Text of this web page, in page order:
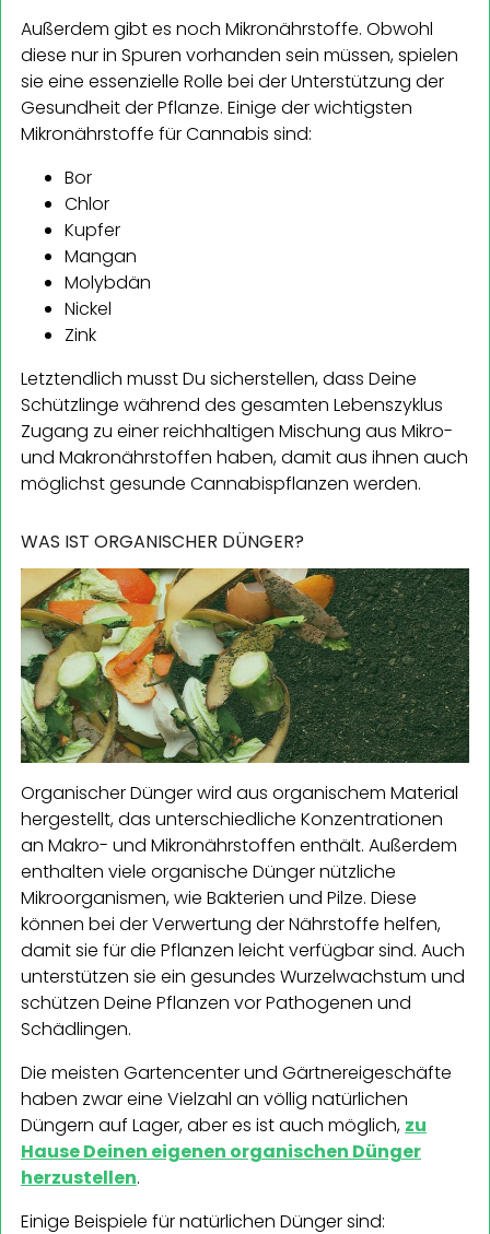
Außerdem gibt es noch Mikronährstoffe. Obwohl
diese nur in Spuren vorhanden sein müssen, spielen
sie eine essenzielle Rolle bei der Unterstützung der
Gesundheit der Pflanze. Einige der wichtigsten
Mikronährstoffe für Cannabis sind:
Bor
Chlor
Kupfer
Mangan
Molybdän
Nickel
Zink
Letztendlich musst Du sicherstellen, dass Deine
Schützlinge während des gesamten Lebenszyklus
Zugang zu einer reichhaltigen Mischung aus Mikro-
und Makronährstoffen haben, damit aus ihnen auch
möglichst gesunde Cannabispflanzen werden.
WAS IST ORGANISCHER DÜNGER?
Organischer Dünger wird aus organischem Material
hergestellt, das unterschiedliche Konzentrationen
an Makro- und Mikronährstoffen enthält. Außerdem
enthalten viele organische Dünger nützliche
Mikroorganismen, wie Bakterien und Pilze. Diese
können bei der Verwertung der Nährstoffe helfen,
damit sie für die Pflanzen leicht verfügbar sind. Auch
unterstützen sie ein gesundes Wurzelwachstum und
schützen Deine Pflanzen vor Pathogenen und
Schädlingen.
Die meisten Gartencenter und Gärtnereigeschäfte
haben zwar eine Vielzahl an völlig natürlichen
Düngern auf Lager, aber es ist auch möglich, zu
Hause Deinen eigenen organischen Dünger
herzustellen.
Einige Beispiele für natürlichen Dünger sind: